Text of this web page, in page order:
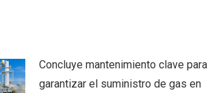
Concluye mantenimiento clave para
garantizar el suministro de gas en